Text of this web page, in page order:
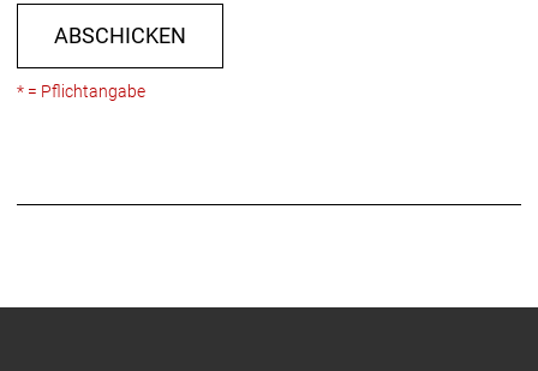
Schalthebel: Shimano Deore M4100, 10fach
ABSCHICKEN
* = Pflichtangabe